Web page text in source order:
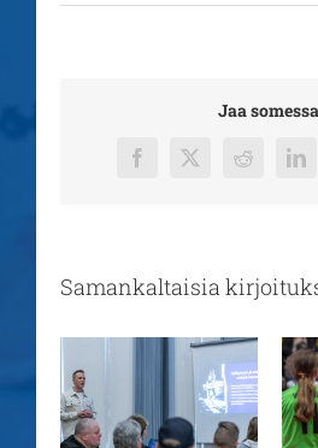
Jaa
Facebook
X Reddit
Samankaltaisia